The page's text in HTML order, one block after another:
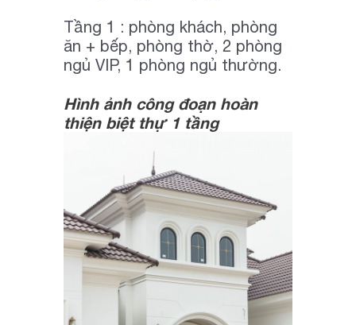
Tầng 1 : phòng khách, phòng
ăn + bếp, phòng thờ, 2 phòng
ngủ VIP, 1 phòng ngủ thường.
Hình ảnh công đoạn hoàn
thiện biệt thự 1 tầng